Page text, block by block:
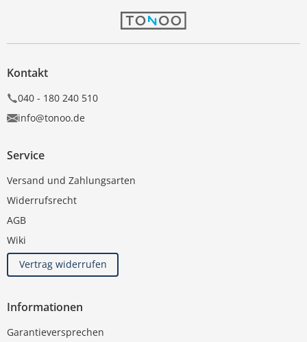
Kontakt
040 - 180 240 510
info@tonoo.de
Service
Versand und Zahlungsarten
Widerrufsrecht
AGB
Wiki
Vertrag widerrufen
Informationen
Garantieversprechen